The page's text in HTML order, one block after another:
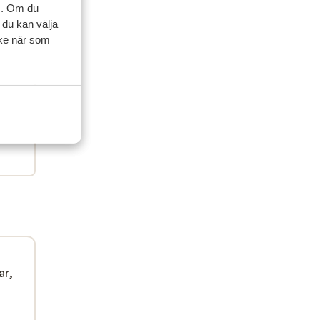
Om du
kan välja
när som